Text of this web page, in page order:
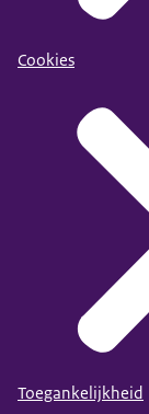
Cookies
Toegankelijkheid